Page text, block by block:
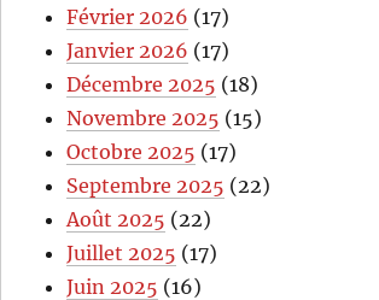
Février 2026 (17)
Janvier 2026 (17)
Décembre 2025 (18)
Novembre 2025 (15)
Octobre 2025 (17)
Septembre 2025 (22)
Août 2025 (22)
Juillet 2025 (17)
Juin 2025 (16)